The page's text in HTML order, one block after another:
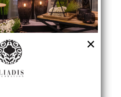
Κωδ.:79945
×